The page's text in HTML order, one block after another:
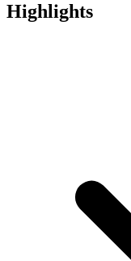
Highlights